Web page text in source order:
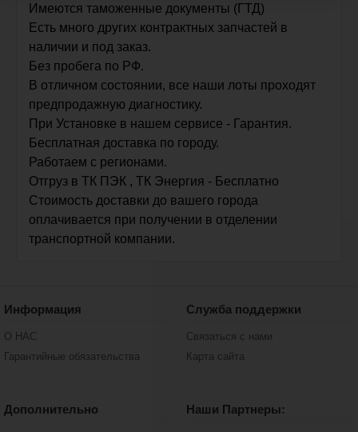
Имеются таможенные документы (ГТД)
Есть много других контрактных запчастей в
наличии и под заказ.
Без пробега по РФ.
В отличном состоянии, все наши лоты проходят
предпродажную диагностику.
При Установке в нашем сервисе - Гарантия.
Бесплатная доставка по городу.
Работаем с регионами.
Отгруз в ТК ПЭК , ТК Энергия - Бесплатно
Стоимость доставки до вашего города
оплачивается при получении в отделении
транспортной компании.
Информация
О НАС
Гарантийные обязательства
Служба поддержки
Связаться с нами
Карта сайта
Дополнительно Наши Партнеры: